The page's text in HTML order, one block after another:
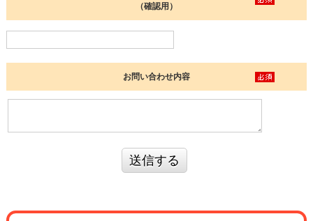
（確認用）
お問い合わせ内容
送信する